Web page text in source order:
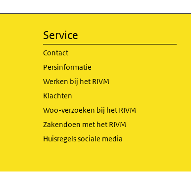
Service
Contact
Persinformatie
Werken bij het RIVM
Klachten
Woo-verzoeken bij het RIVM
Zakendoen met het RIVM
Huisregels sociale media